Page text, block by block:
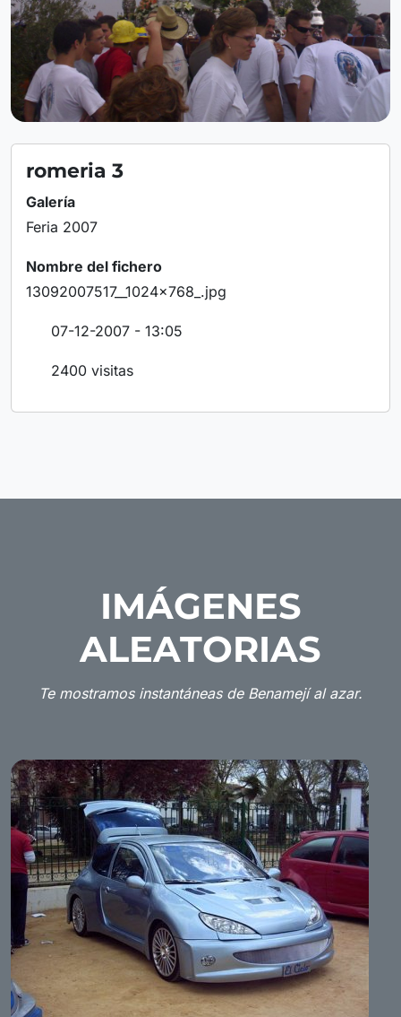
romeria 3
Galería
Feria 2007
Nombre del fichero
13092007517__1024x768_.jpg
07-12-2007 - 13:05
2400 visitas
IMÁGENES
ALEATORIAS
Te mostramos instantáneas de Benamejí al azar.